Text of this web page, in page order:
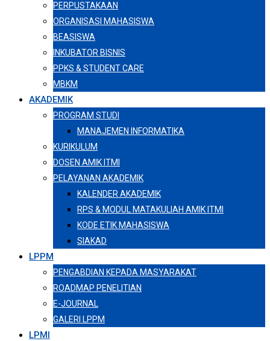
PERPUSTAKAAN
ORGANISASI MAHASISWA
BEASISWA
INKUBATOR BISNIS
PPKS & STUDENT CARE
MBKM
AKADEMIK
PROGRAM STUDI
MANAJEMEN INFORMATIKA
KURIKULUM
DOSEN AMIK ITMI
PELAYANAN AKADEMIK
KALENDER AKADEMIK
RPS & MODUL MATAKULIAH AMIK ITMI
KODE ETIK MAHASISWA
SIAKAD
LPPM
PENGABDIAN KEPADA MASYARAKAT
ROADMAP PENELITIAN
E-JOURNAL
GALERI LPPM
LPMI